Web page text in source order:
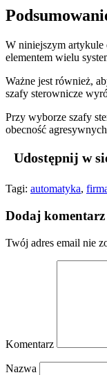
W niniejszym artykule
elementem wielu
Ważne jest również,
szafy sterownicze
Przy wyborze szafy
obecność
Udostępnij w
Tagi: automatyka,
Dodaj komentarz
Twój adres email nie
Komentarz
Nazwa